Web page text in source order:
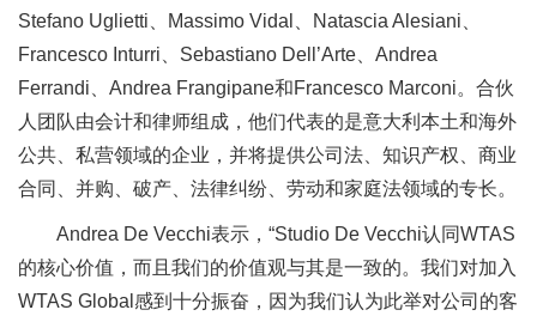
Stefano Uglietti、Massimo Vidal、Natascia Alesiani、
Francesco Inturri、Sebastiano Dell’Arte、Andrea
Ferrandi、Andrea Frangipane和Francesco Marconi。合伙
人团队由会计和律师组成，他们代表的是意大利本土和海外
公共、私营领域的企业，并将提供公司法、知识产权、商业
合同、并购、破产、法律纠纷、劳动和家庭法领域的专长。
Andrea De Vecchi表示，“Studio De Vecchi认同WTAS
的核心价值，而且我们的价值观与其是一致的。我们对加入
WTAS Global感到十分振奋，因为我们认为此举对公司的客